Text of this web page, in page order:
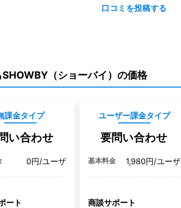
口コミを投稿する
SHOWBY（ショーバイ）の価格
課金タイプ
い合わせ
0円/ユーザ
ート
ユーザー課金タイプ
要問い合わせ
基本料金 1,980円/ユーザ
商談サポート